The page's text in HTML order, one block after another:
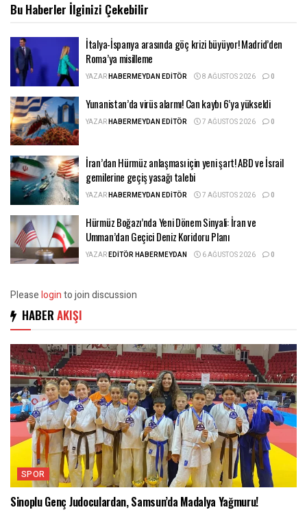
Bu Haberler İlginizi Çekebilir
İtalya-İspanya arasında göç krizi büyüyor! Madrid’den
Roma’ya misilleme
YAZARHABERMEYDAN EDITÖR 8 AĞUSTOS 2026 0
Yunanistan’da virüs alarmı! Can kaybı 6’ya yükseldi
YAZARHABERMEYDAN EDITÖR 7 AĞUSTOS 2026 0
İran’dan Hürmüz anlaşması için yeni şart! ABD ve İsrail
gemilerine geçiş yasağı talebi
YAZARHABERMEYDAN EDITÖR 7 AĞUSTOS 2026 0
Hürmüz Boğazı’nda Yeni Dönem Sinyali: İran ve
Umman’dan Geçici Deniz Koridoru Planı
YAZAREDITÖR HABERMEYDAN 6 AĞUSTOS 2026 0
Pleaseloginto join discussion
HABER AKIŞI
SPOR
Sinoplu Genç Judoculardan, Samsun’da Madalya Yağmuru!